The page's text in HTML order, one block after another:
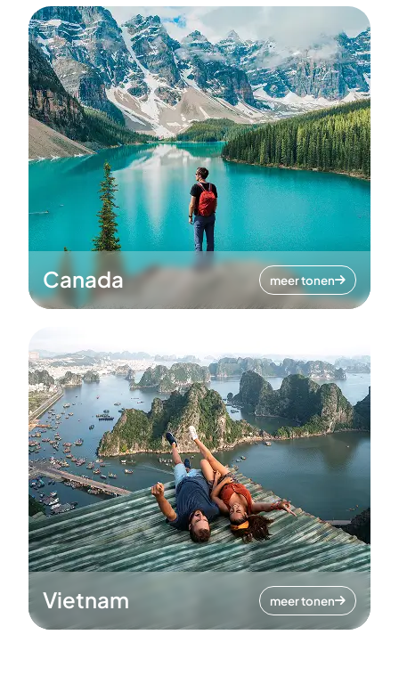
Canada meer tonen
Vietnam meer tonen